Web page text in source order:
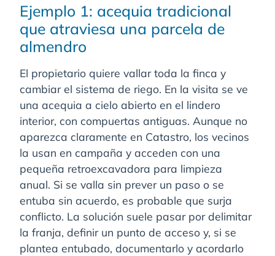
Ejemplo 1: acequia tradicional
que atraviesa una parcela de
almendro
El propietario quiere vallar toda la finca y
cambiar el sistema de riego. En la visita se ve
una acequia a cielo abierto en el lindero
interior, con compuertas antiguas. Aunque no
aparezca claramente en Catastro, los vecinos
la usan en campaña y acceden con una
pequeña retroexcavadora para limpieza
anual. Si se valla sin prever un paso o se
entuba sin acuerdo, es probable que surja
conflicto. La solución suele pasar por delimitar
la franja, definir un punto de acceso y, si se
plantea entubado, documentarlo y acordarlo